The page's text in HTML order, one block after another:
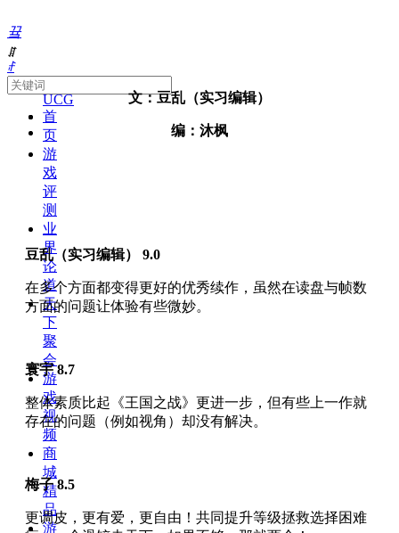
끀
ꁲ
About
UCG
首
页
游
戏
评
测
业
界
论
道
天
下
聚
会
游
戏
视
频
商
城
精
品
游
ꄙ
文：豆乱（实习编辑）
编：沐枫
豆乱（实习编辑） 9.0
在多个方面都变得更好的优秀续作，虽然在读盘与帧数
方面的问题让体验有些微妙。
寰宇 8.7
整体素质比起《王国之战》更进一步，但有些上一作就
存在的问题（例如视角）却没有解决。
梅子 8.5
更调皮，更有爱，更自由！共同提升等级拯救选择困难